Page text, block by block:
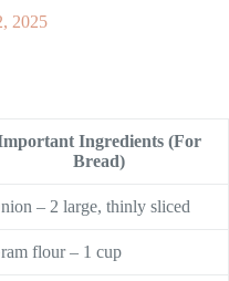
2025
Ingredients (For
Bread)
– 2 large, thinly sliced
flour – 1 cup